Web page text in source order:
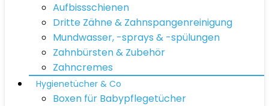
Aufbissschienen
Dritte Zähne & Zahnspangenreinigung
Mundwasser, -sprays & -spülungen
Zahnbürsten & Zubehör
Zahncremes
Hygienetücher & Co
Boxen für Babypflegetücher